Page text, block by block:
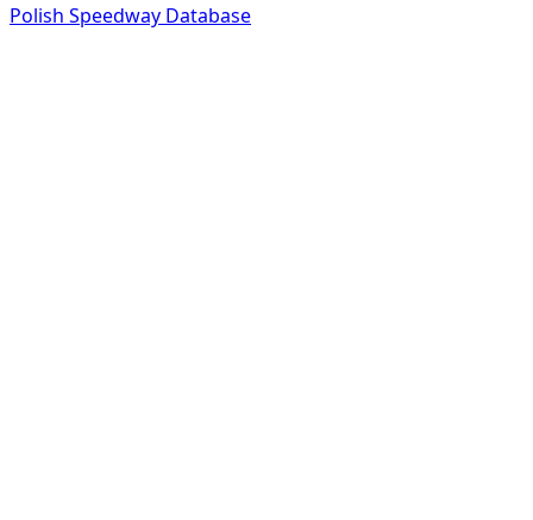
Polish Speedway Database